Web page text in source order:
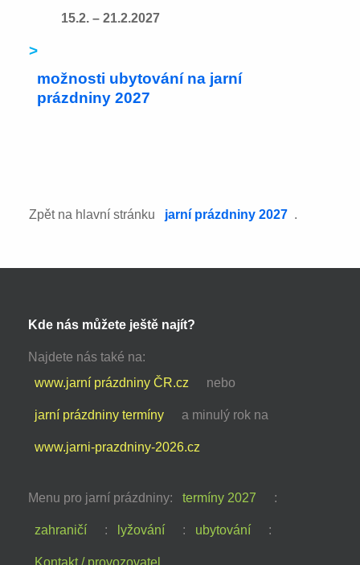
15.2. – 21.2.2027
>
možnosti ubytování na jarní
prázdniny 2027
Zpět na hlavní stránku jarní prázdniny 2027 .
Kde nás můžete ještě najít?
Najdete nás také na:
www.jarní prázdniny ČR.cz
nebo
jarní prázdniny termíny a minulý rok na
www.jarni-prazdniny-2026.cz
Menu pro jarní prázdniny: termíny 2027 :
zahraničí : lyžování : ubytování :